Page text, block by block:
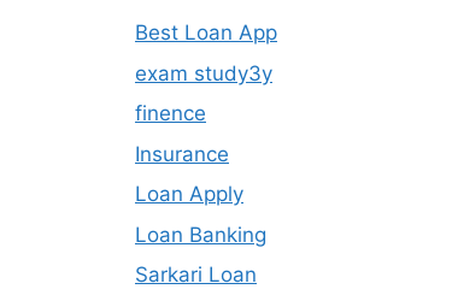
Best Loan App
exam study3y
finence
Insurance
Loan Apply
Loan Banking
Sarkari Loan